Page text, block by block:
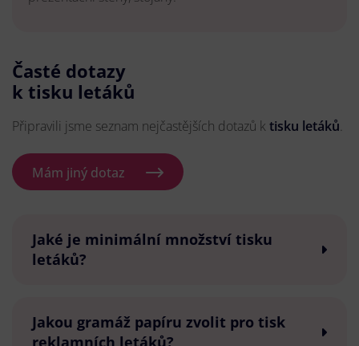
Časté dotazy
k tisku letáků
Připravili jsme seznam nejčastějších dotazů k tisku letáků.
Mám jiný dotaz
Jaké je minimální množství tisku
letáků?
Jakou gramáž papíru zvolit pro tisk